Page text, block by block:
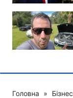
Головна » Бізнес